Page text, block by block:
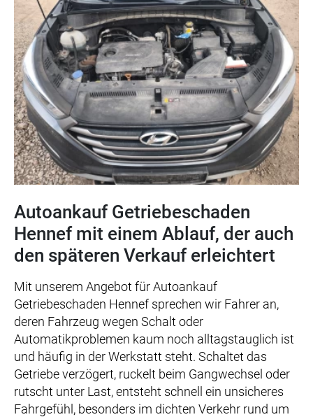
Autoankauf Getriebeschaden
Hennef mit einem Ablauf, der auch
den späteren Verkauf erleichtert
Mit unserem Angebot für Autoankauf
Getriebeschaden Hennef sprechen wir Fahrer an,
deren Fahrzeug wegen Schalt oder
Automatikproblemen kaum noch alltagstauglich ist
und häufig in der Werkstatt steht. Schaltet das
Getriebe verzögert, ruckelt beim Gangwechsel oder
rutscht unter Last, entsteht schnell ein unsicheres
Fahrgefühl, besonders im dichten Verkehr rund um